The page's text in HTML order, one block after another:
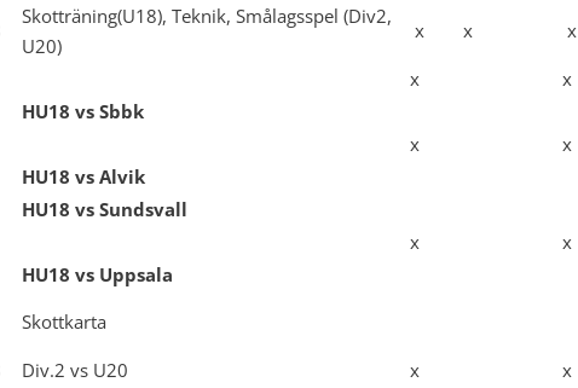
Skotträning(U18), Teknik, Smålagsspel (Div2,
U20)
x x x
x
x
HU18 vs Sbbk
x
x
HU18 vs Alvik
HU18 vs Sundsvall
x
x
HU18 vs Uppsala
Skottkarta
Div.2 vs U20 x
x